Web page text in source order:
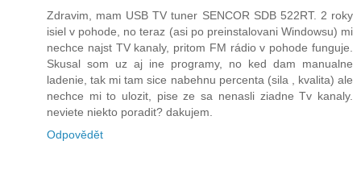
Zdravim, mam USB TV tuner SENCOR SDB 522RT. 2 roky
isiel v pohode, no teraz (asi po preinstalovani Windowsu) mi
nechce najst TV kanaly, pritom FM rádio v pohode funguje.
Skusal som uz aj ine programy, no ked dam manualne
ladenie, tak mi tam sice nabehnu percenta (sila , kvalita) ale
nechce mi to ulozit, pise ze sa nenasli ziadne Tv kanaly.
neviete niekto poradit? dakujem.
Odpovědět